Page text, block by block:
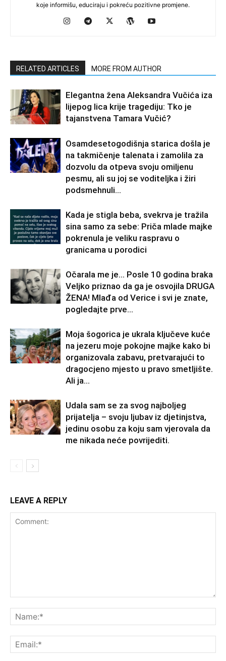
koje informišu, educiraju i pokreću pozitivne promjene.
RELATED ARTICLES MORE FROM AUTHOR
Elegantna žena Aleksandra Vučića iza
lijepog lica krije tragediju: Tko je
tajanstvena Tamara Vučić?
Osamdesetogodišnja starica došla je
na takmičenje talenata i zamolila za
dozvolu da otpeva svoju omiljenu
pesmu, ali su joj se voditeljka i žiri
podsmehnuli...
Kada je stigla beba, svekrva je tražila
sina samo za sebe: Priča mlade majke
pokrenula je veliku raspravu o
granicama u porodici
Očarala me je… Posle 10 godina braka
Veljko priznao da ga je osvojila DRUGA
ŽENA! Mlađa od Verice i svi je znate,
pogledajte prve...
Moja šogorica je ukrala ključeve kuće
na jezeru moje pokojne majke kako bi
organizovala zabavu, pretvarajući to
dragocjeno mjesto u pravo smetljište.
Ali ja...
Udala sam se za svog najboljeg
prijatelja – svoju ljubav iz djetinjstva,
jedinu osobu za koju sam vjerovala da
me nikada neće povrijediti.
LEAVE A REPLY